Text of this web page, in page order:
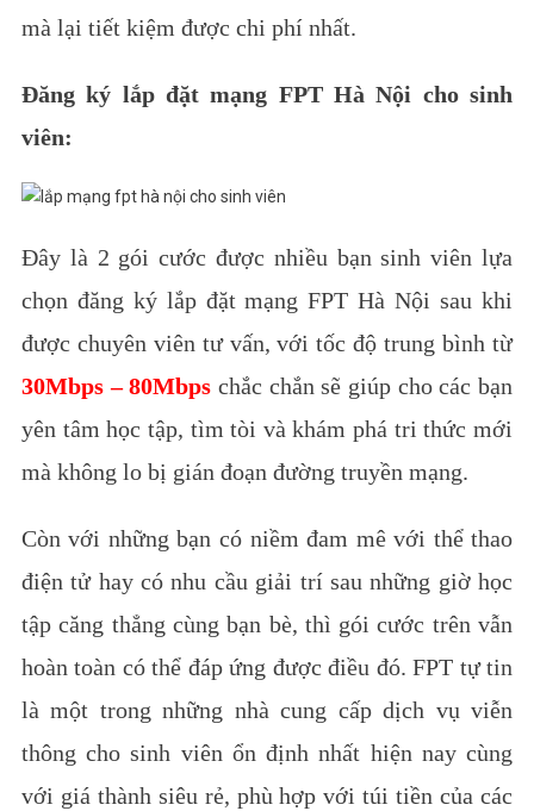
mà lại tiết kiệm được chi phí nhất.
Đăng ký lắp đặt mạng FPT Hà Nội cho sinh
viên:
Đây là 2 gói cước được nhiều bạn sinh viên lựa
chọn đăng ký lắp đặt mạng FPT Hà Nội sau khi
được chuyên viên tư vấn, với tốc độ trung bình từ
30Mbps – 80Mbps chắc chắn sẽ giúp cho các bạn
yên tâm học tập, tìm tòi và khám phá tri thức mới
mà không lo bị gián đoạn đường truyền mạng.
Còn với những bạn có niềm đam mê với thể thao
điện tử hay có nhu cầu giải trí sau những giờ học
tập căng thẳng cùng bạn bè, thì gói cước trên vẫn
hoàn toàn có thể đáp ứng được điều đó.FPT tự tin
là một trong những nhà cung cấp dịch vụ viễn
thông cho sinh viên ổn định nhất hiện nay cùng
với giá thành siêu rẻ, phù hợp với túi tiền của các